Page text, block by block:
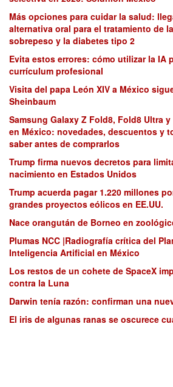
Más opciones para cuidar la salud:
alternativa oral para el tratamiento de
sobrepeso y la diabetes tipo 2
Evita estos errores: cómo utilizar la IA
currículum profesional
Visita del papa León XIV a México
Sheinbaum
Samsung Galaxy Z Fold8, Fold8 Ultra
en México: novedades, descuentos y
saber antes de comprarlos
Trump firma nuevos decretos para
nacimiento en Estados Unidos
Trump acuerda pagar 1.220 millones
grandes proyectos eólicos en EE.UU.
Nace orangután de Borneo en
Plumas NCC |Radiografía crítica del
Inteligencia Artificial en México
Los restos de un cohete de SpaceX
contra la Luna
Darwin tenía razón: confirman una
El iris de algunas ranas se oscurece